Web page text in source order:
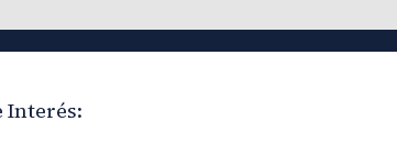
Interés: